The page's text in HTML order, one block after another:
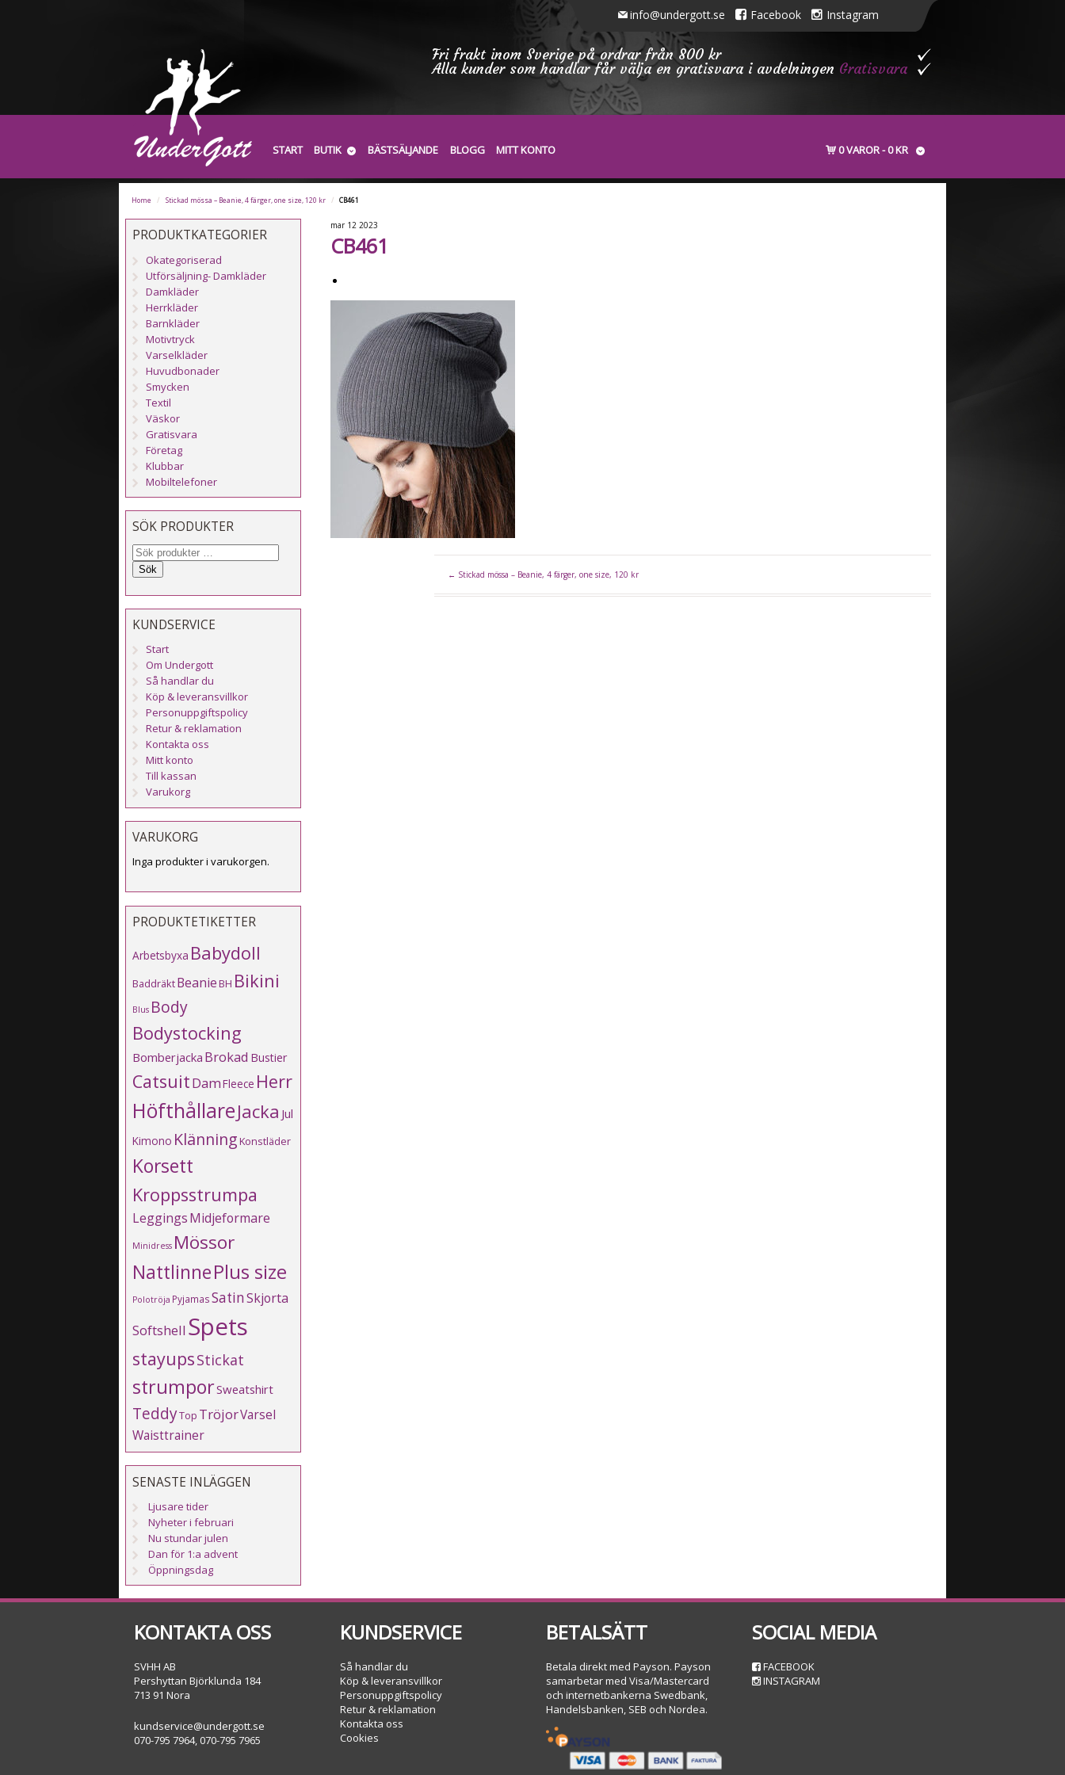
info@undergott.se Facebook Instagram
Fri frakt inom Sverige på ordrar från 800 kr
Alla kunder som handlar får välja en gratisvara i avdelningen Gratisvara
START BUTIK BÄSTSÄLJANDE BLOGG MITT KONTO 0 VAROR 0 KR
Home / Stickad mössa – Beanie, 4 färger, one size, 120 kr / CB461
mar 12 2023
CB461
← Stickad mössa – Beanie, 4 färger, one size, 120 kr
PRODUKTKATEGORIER
Okategoriserad
Utförsäljning- Damkläder
Damkläder
Herrkläder
Barnkläder
Motivtryck
Varselkläder
Huvudbonader
Smycken
Textil
Väskor
Gratisvara
Företag
Klubbar
Mobiltelefoner
SÖK PRODUKTER
Sök
KUNDSERVICE
Start
Om Undergott
Så handlar du
Köp & leveransvillkor
Personuppgiftspolicy
Retur & reklamation
Kontakta oss
Mitt konto
Till kassan
Varukorg
VARUKORG
Inga produkter i varukorgen.
PRODUKTETIKETTER
Arbetsbyxa Babydoll
BaddräktBeanieBH Bikini
Blus Body
Bodystocking
Bomberjacka Brokad Bustier
CatsuitDamFleece Herr
HöfthållareJacka Jul
Kimono KlänningKonstläder
Korsett
Kroppsstrumpa
LeggingsMidjeformare
Minidress Mössor
NattlinnePlus size
Polotröja PyjamasSatinSkjorta
Softshell Spets
stayupsStickat
strumporSweatshirt
TeddyTop TröjorVarsel
Waisttrainer
SENASTE INLÄGGEN
Ljusare tider
Nyheter i februari
Nu stundar julen
Dan för 1:a advent
Öppningsdag
KONTAKTA OSS
SVHH AB
Pershyttan Björklunda 184
713 91 Nora
kundservice@undergott.se
070-795 7964, 070-795 7965
KUNDSERVICE
Så handlar du
Köp & leveransvillkor
Personuppgiftspolicy
Retur & reklamation
Kontakta oss
Cookies
BETALSÄTT
Betala direkt med Payson. Payson
samarbetar med Visa/Mastercard
och internetbankerna Swedbank,
Handelsbanken, SEB och Nordea.
SOCIAL MEDIA
FACEBOOK
INSTAGRAM